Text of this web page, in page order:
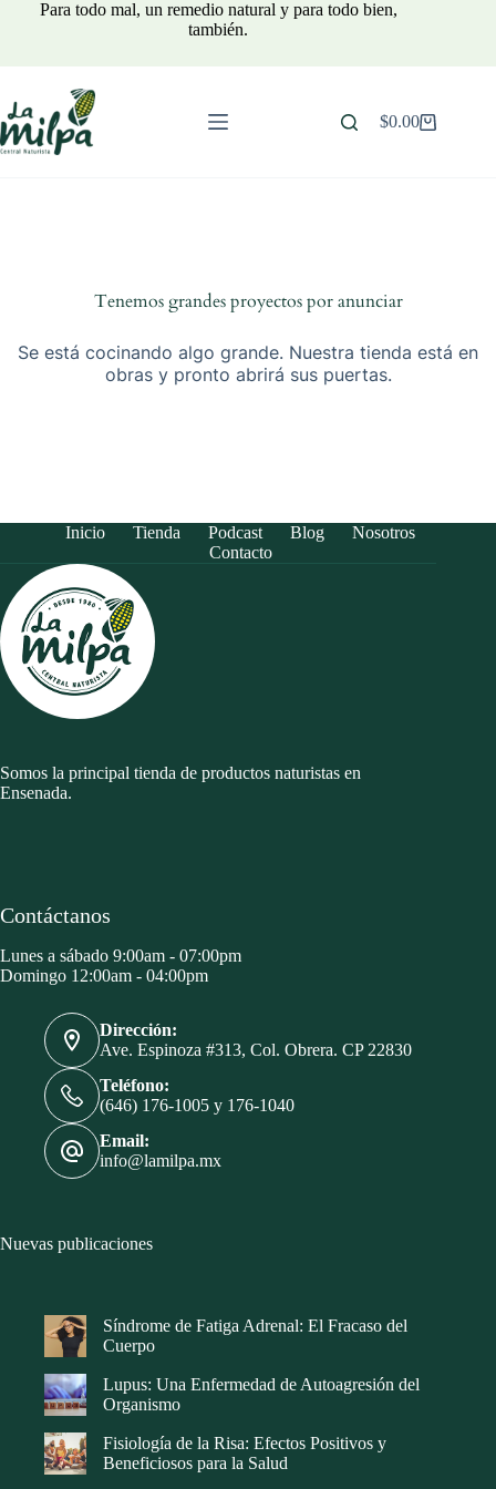
Para todo mal, un remedio natural y para todo bien,
también.
Carro
$0.00
Tenemos grandes proyectos por anunciar
Se está cocinando algo grande. Nuestra tienda está en
obras y pronto abrirá sus puertas.
Inicio Tienda Podcast Blog
Nosotros
Contacto
Somos la principal tienda de productos naturistas en
Ensenada.
Contáctanos
Lunes a sábado 9:00am - 07:00pm
Domingo 12:00am - 04:00pm
Dirección:
Ave. Espinoza #313, Col. Obrera. CP 22830
Teléfono:
(646) 176-1005 y 176-1040
Email:
info@lamilpa.mx
Nuevas publicaciones
Síndrome de Fatiga Adrenal: El Fracaso del
Cuerpo
Lupus: Una Enfermedad de Autoagresión del
Organismo
Fisiología de la Risa: Efectos Positivos y
Beneficiosos para la Salud